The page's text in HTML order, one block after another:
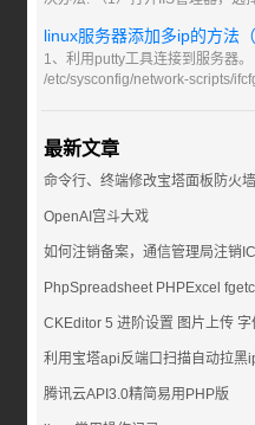
linux服务器添加多ip的方法
1、利用putty工具连接到服务器
/etc/sysconfig/network-scripts/
最新文章
命令行、终端修改宝塔面板防火
OpenAI宫斗大戏
如何注销备案，通信管理局注销
PhpSpreadsheet PHPExcel
CKEditor 5 进阶设置 图片上传
利用宝塔api反端口扫描自动拉黑
腾讯云API3.0精简易用PHP版